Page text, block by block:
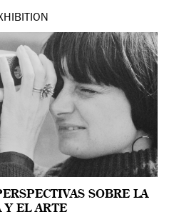
SOBRE LA
Y EL ARTE